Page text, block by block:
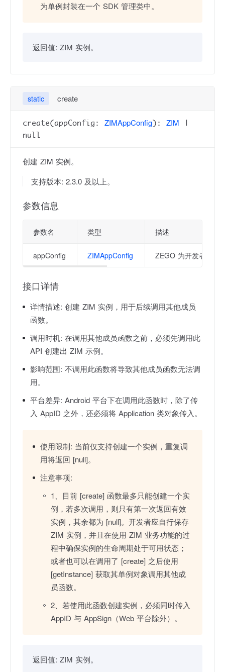
为单例封装在一个 SDK 管理类中。
返回值: ZIM 实例。
static create
create(appConfig: ZIMAppConfig): ZIM |
null
创建 ZIM 实例。
支持版本: 2.3.0 及以上。
参数信息
参数名 类型 描述
appConfig ZIMAppConfig ZEGO 为开发者签发
接口详情
详情描述: 创建 ZIM 实例，用于后续调用其他成员
函数。
调用时机: 在调用其他成员函数之前，必须先调用此
API 创建出 ZIM 示例。
影响范围: 不调用此函数将导致其他成员函数无法调
用。
平台差异: Android 平台下在调用此函数时，除了传
入 AppID 之外，还必须将 Application 类对象传入。
使用限制: 当前仅支持创建一个实例，重复调
用将返回 [null]。
注意事项:
1、目前 [create] 函数最多只能创建一个实
例，若多次调用，则只有第一次返回有效
实例，其余都为 [null]。开发者应自行保存
ZIM 实例，并且在使用 ZIM 业务功能的过
程中确保实例的生命周期处于可用状态；
或者也可以在调用了 [create] 之后使用
[getInstance] 获取其单例对象调用其他成
员函数。
2、若使用此函数创建实例，必须同时传入
AppID 与 AppSign（Web 平台除外）。
返回值: ZIM 实例。